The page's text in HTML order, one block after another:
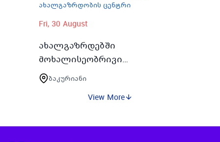
ახალგაზრდობის ცენტრი
Fri, 30 August
ახალგაზრდებში
მოხალისეობრივი
საქმიანობის წახალისების
მიზნით 30 აგვისტოდან 3
სექტემბრის შუალედში
მოხალისეთა ბანაკი რომელიც
ბაკურიანი
View More